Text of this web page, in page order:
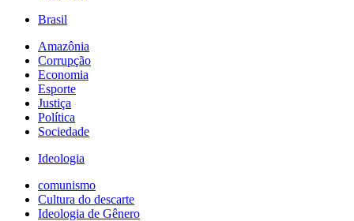
Brasil
Amazônia
Corrupção
Economia
Esporte
Justiça
Política
Sociedade
Ideologia
comunismo
Cultura do descarte
Ideologia de Gênero